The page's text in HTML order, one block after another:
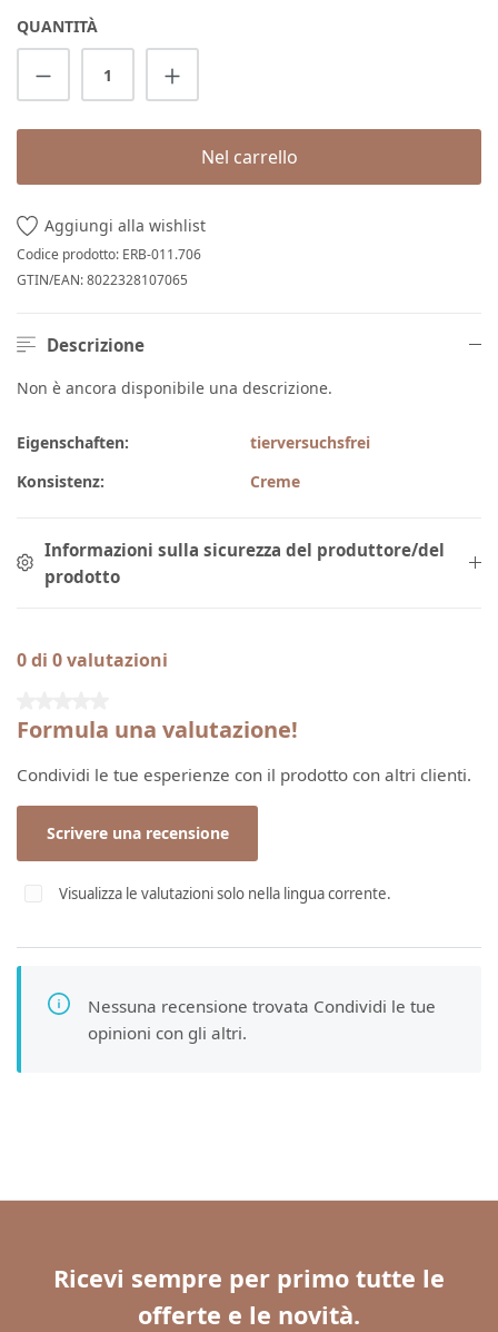
QUANTITÀ
Quantità del prodotto: inserisci la
Nel carrello
Aggiungi alla wishlist
Codice prodotto: ERB-011.706
GTIN/EAN:8022328107065
Descrizione
Non è ancora disponibile una descrizione.
Eigenschaften:
tierversuchsfrei
Konsistenz:
Creme
Informazioni sulla sicurezza del produttore/del
prodotto
0 di 0 valutazioni
Formula una valutazione!
Condividi le tue esperienze con il prodotto con altri clienti.
Scrivere una recensione
Visualizza le valutazioni solo nella lingua corrente.
Nessuna recensione trovata Condividi le tue
opinioni con gli altri.
Ricevi sempre per primo tutte le
offerte e le novità.